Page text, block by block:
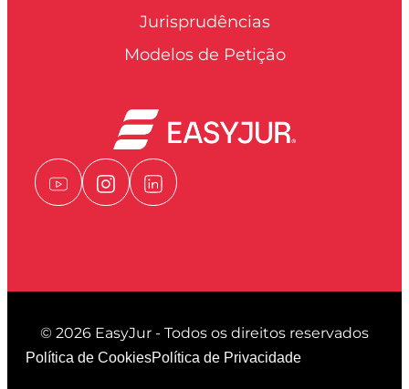
Jurisprudências
Modelos de Petição
© 2026 EasyJur - Todos os direitos reservados
Política de CookiesPolítica de Privacidade